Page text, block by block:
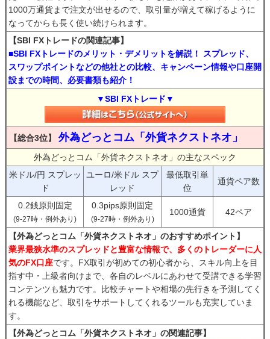
1000万通貨まで注文が出せるので、取引量が増えて稼げるように
なってからも長く使い続けられます。
【SBI FXトレードの関連記事】
■SBI FXトレードのメリット・デメリットを解説！ スプレッド、
スワップポイントなどの他社との比較、キャンペーン情報や口座開
設までの時間、必要書類も紹介！
▼SBI FXトレード▼
【総合3位】 外為どっとコム「外貨ネクストネオ」
外為どっとコム「外貨ネクストネオ」の主なスペック
米ドル/円 スプレッ
ド
ユーロ/米ドル スプ
レッド
最低取引単
位
通貨ペア数
0.2銭原則固定
(9-27時・例外あり)
0.3pips原則固定
(9-27時・例外あり)
1000通貨 42ペア
【外為どっとコム「外貨ネクストネオ」のおすすめポイント】
業界最狭水準のスプレッドと豊富な情報で、多くのトレーダーに人
気のFX口座です。FX取引が初めての初心者から、スキル向上を目
指す中・上級者向けまで、各自のレベルにあわせて受講できる学習
コンテンツも魅力です。比較チャートや相場の先行きを予測してく
れる機能など、取引をサポートしてくれるツールも充実していま
す。
【外為どっとコム「外貨ネクストネオ」の関連記事】